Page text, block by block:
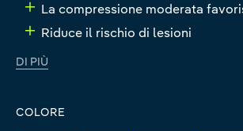
La compressione moderata
Riduce il rischio di lesioni
DI PIÙ
COLORE